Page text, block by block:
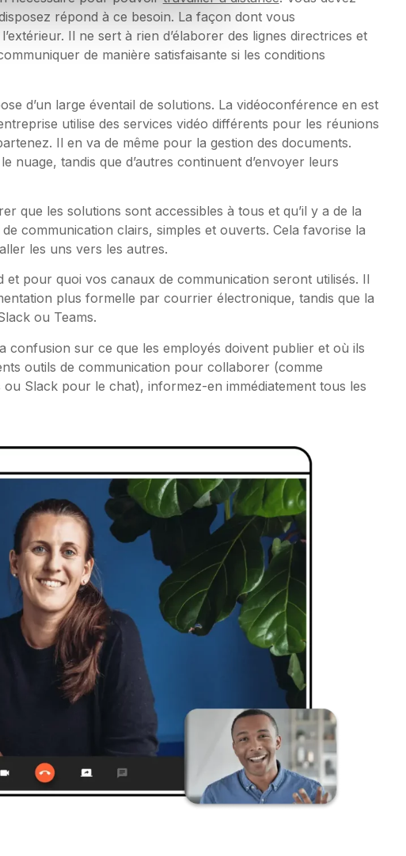
répond à ce besoin. La façon dont vous
Il ne sert à rien d’élaborer des lignes directrices et
de manière satisfaisante si les conditions
d’un large éventail de solutions. La vidéoconférence en est
utilise des services vidéo différents pour les réunions
Il en va de même pour la gestion des documents.
nuage, tandis que d’autres continuent d’envoyer leurs
que les solutions sont accessibles à tous et qu’il y a de la
communication clairs, simples et ouverts. Cela favorise la
les uns vers les autres.
pour quoi vos canaux de communication seront utilisés. Il
plus formelle par courrier électronique, tandis que la
ou Teams.
confusion sur ce que les employés doivent publier et où ils
outils de communication pour collaborer (comme
Slack pour le chat), informez-en immédiatement tous les